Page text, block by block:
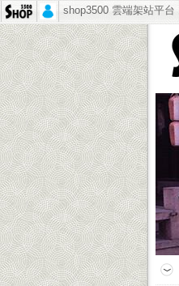
shop3500 雲端架站平台